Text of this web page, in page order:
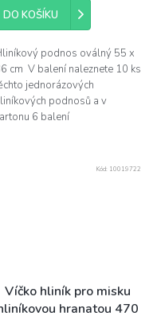
DO KOŠÍKU
podnos oválný 55 x
cm V balení naleznete 10 ks
jednorázových
podnosů a v
6 balení
Víčko hliník pro misku
hranatou 470
Kód: 10019722